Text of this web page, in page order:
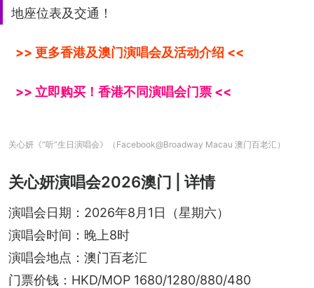
地座位表及交通！
>> 更多香港及澳门演唱会及活动介绍 <<
>> 立即购买！香港不同演唱会门票 <<
关心妍《“听”生日演唱会》（Facebook@Broadway Macau 澳门百老汇）
关心妍演唱会2026澳门 | 详情
演唱会日期：2026年8月1日（星期六）
演唱会时间：晚上8时
演唱会地点：澳门百老汇
门票价钱：HKD/MOP 1680/1280/880/480